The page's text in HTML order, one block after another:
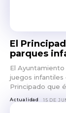
El
parques
El Ayuntamiento
juegos infantiles
Principado que
Actualidad 15 DE